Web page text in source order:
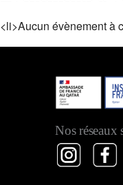
<li>Aucun évènement à
Nos réseaux